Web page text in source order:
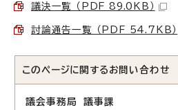
議決一覧 （PDF 89.0KB）
討論通告一覧 （PDF 54.7KB）
このページに関する お問い合わせ
議会事務局 議事課